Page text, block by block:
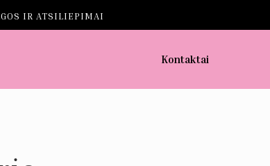
IR ATSILIEPIMAI
Kontaktai